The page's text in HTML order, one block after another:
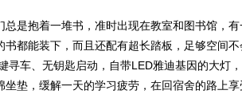
总是抱着一堆书，准时出现在教室和图书馆，
书都能装下，而且还配有超长踏板，足够空间
寻车、无钥匙启动，自带LED雅迪基因的大灯
坐垫，缓解一天的学习疲劳，在回宿舍的路上享